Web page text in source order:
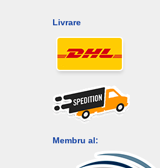
Livrare
Membru al: